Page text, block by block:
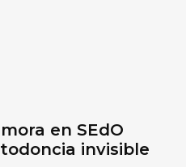
en SEdO
invisible